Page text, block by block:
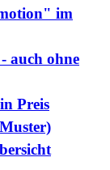
im
auch ohne
Preis